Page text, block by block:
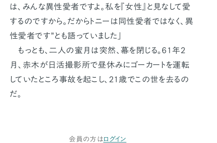
は、みんな異性愛者ですよ。私を『女性』と見なして愛
するのですから。だからトニーは同性愛者ではなく、異
性愛者です”とも語っていました」
もっとも、二人の蜜月は突然、幕を閉じる。61年2
月、赤木が日活撮影所で昼休みにゴーカートを運転
していたところ事故を起こし、21歳でこの世を去るの
だ。
会員の方はログイン